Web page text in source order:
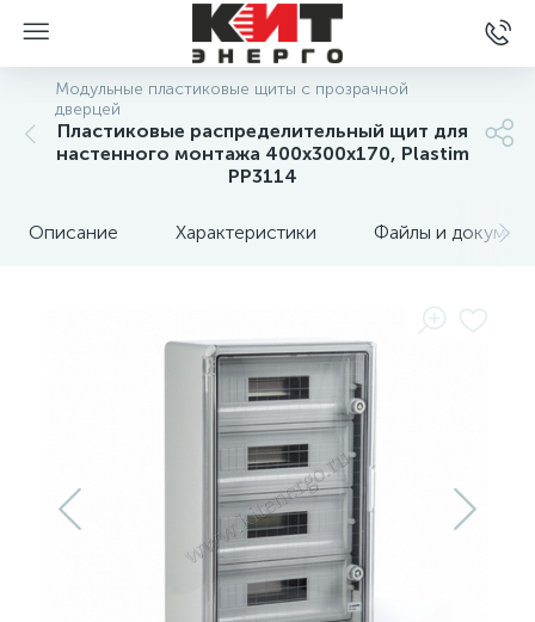
Модульные пластиковые щиты с прозрачной
дверцей
Пластиковые распределительный щит для
настенного монтажа 400x300x170, Plastim
PP3114
Описание Характеристики Файлы и